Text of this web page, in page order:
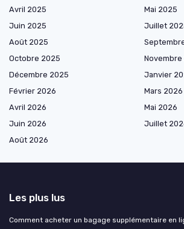
Avril 2025
Mai 2025
Juin 2025
Juillet
Août 2025
Octobre 2025
Novembre
Décembre 2025
Janvier
Février 2026
Mars 2026
Avril 2026
Mai 2026
Juin 2026
Juillet
Août 2026
Les plus lus
Comment acheter un bagage supplémentaire en